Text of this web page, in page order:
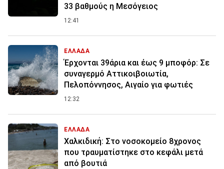
33 βαθμούς η Μεσόγειος
12:41
ΕΛΛΑΔΑ
Έρχονται 39άρια και έως 9 μποφόρ: Σε
συναγερμό Αττικοιβοιωτία,
Πελοπόννησος, Αιγαίο για φωτιές
12:32
ΕΛΛΑΔΑ
Χαλκιδική: Στο νοσοκομείο 8χρονος
που τραυματίστηκε στο κεφάλι μετά
από βουτιά